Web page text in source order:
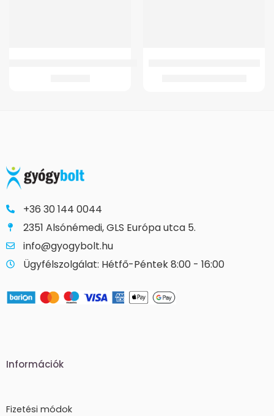
+36 30 144 0044
2351 Alsónémedi, GLS Európa utca 5.
info@gyogybolt.hu
Ügyfélszolgálat: Hétfő-Péntek 8:00 - 16:00
Információk
Fizetési módok